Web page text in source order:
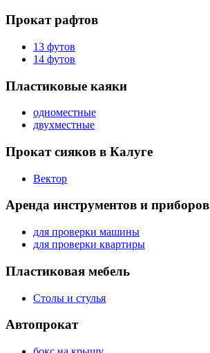
Прокат рафтов
13 футов
14 футов
Пластиковые каяки
одноместные
двухместные
Прокат сияков в Калуге
Вектор
Аренда инструментов и приборов
для проверки машины
для проверки квартиры
Пластиковая мебель
Столы и стулья
Автопрокат